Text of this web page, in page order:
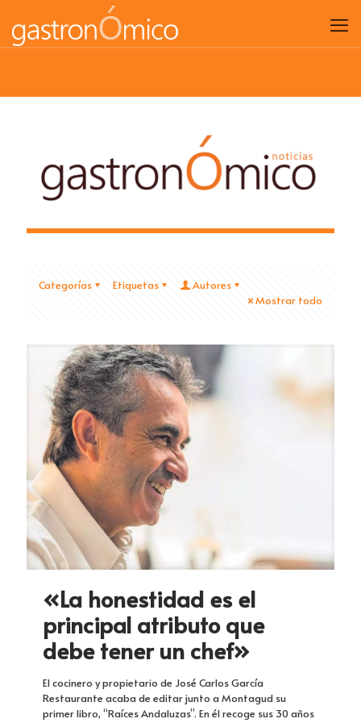
Categorías Etiquetas
Autores
Mostrar todo
«La honestidad es el
principal atributo que
debe tener un chef»
El cocinero y propietario de José Carlos García
Restaurante acaba de editar junto a Montagud su
primer libro, “Raíces Andaluzas”. En él recoge sus 30 años